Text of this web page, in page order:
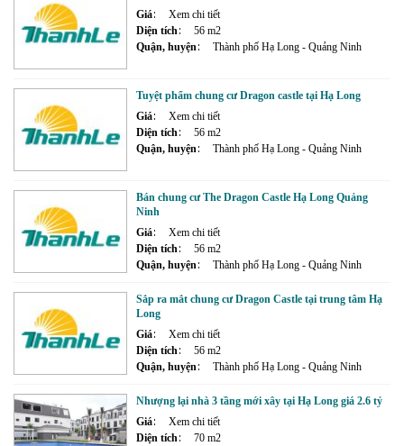
Giá
Xem chi tiết
Diện tích
56 m2
Quận, huyện
Thành phố Hạ Long - Quảng Ninh
Tuyệt phẩm chung cư Dragon castle tại Hạ Long
Giá
Xem chi tiết
Diện tích
56 m2
Quận, huyện
Thành phố Hạ Long - Quảng Ninh
Bán chung cư The Dragon Castle Hạ Long Quảng
Ninh
Giá
Xem chi tiết
Diện tích
56 m2
Quận, huyện
Thành phố Hạ Long - Quảng Ninh
Sắp ra mắt chung cư Dragon Castle tại trung tâm Hạ
Long
Giá
Xem chi tiết
Diện tích
56 m2
Quận, huyện
Thành phố Hạ Long - Quảng Ninh
Nhượng lại nhà 3 tầng mới xây tại Hạ Long giá 2.6 tỷ
Giá
Xem chi tiết
Diện tích
70 m2